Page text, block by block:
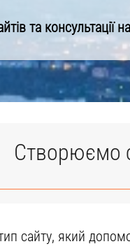
та консультації
Створюємо
сайту, який